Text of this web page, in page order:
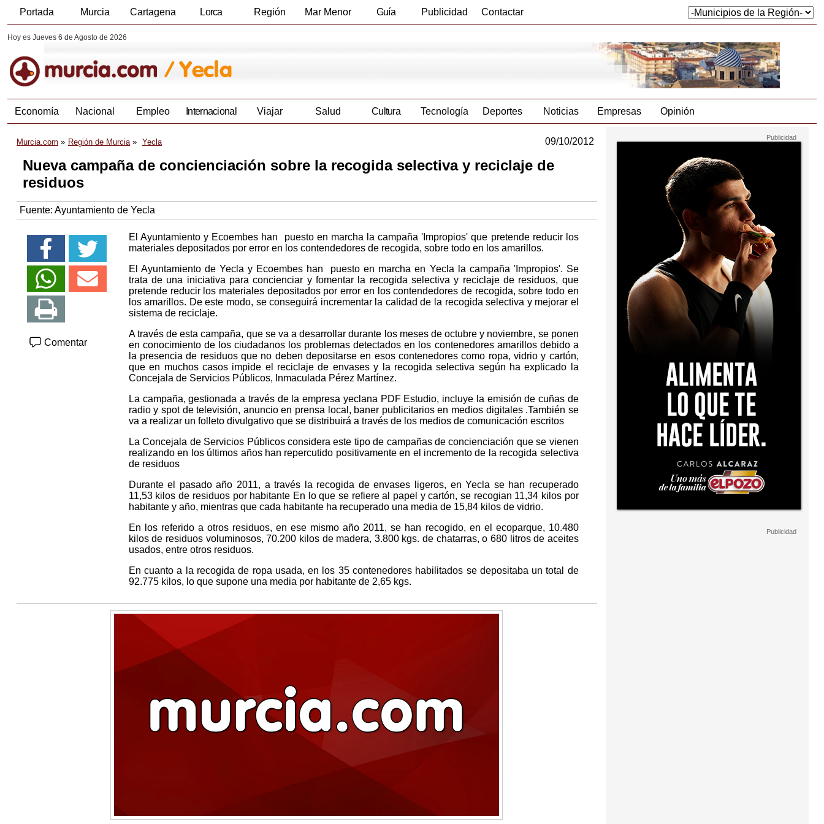
Portada Murcia Cartagena Lorca Región Mar Menor Guía Publicidad Contactar
Hoy es Jueves 6 de Agosto de 2026
Economía Nacional Empleo Internacional Viajar Salud Cultura Tecnología Deportes Noticias Empresas Opinión
Murcia.com Región de Murcia Yecla 09/10/2012
Nueva campaña de concienciación sobre la recogida selectiva y reciclaje de
residuos
Fuente: Ayuntamiento de Yecla
Comentar
El Ayuntamiento y Ecoembes han puesto en marcha la campaña 'Impropios' que pretende reducir los
materiales depositados por error en los contendedores de recogida, sobre todo en los amarillos.
El Ayuntamiento de Yecla y Ecoembes han puesto en marcha en Yecla la campaña 'Impropios'. Se
trata de una iniciativa para concienciar y fomentar la recogida selectiva y reciclaje de residuos, que
pretende reducir los materiales depositados por error en los contendedores de recogida, sobre todo en
los amarillos. De este modo, se conseguirá incrementar la calidad de la recogida selectiva y mejorar el
sistema de reciclaje.
A través de esta campaña, que se va a desarrollar durante los meses de octubre y noviembre, se ponen
en conocimiento de los ciudadanos los problemas detectados en los contenedores amarillos debido a
la presencia de residuos que no deben depositarse en esos contenedores como ropa, vidrio y cartón,
que en muchos casos impide el reciclaje de envases y la recogida selectiva según ha explicado la
Concejala de Servicios Públicos, Inmaculada Pérez Martínez.
La campaña, gestionada a través de la empresa yeclana PDF Estudio, incluye la emisión de cuñas de
radio y spot de televisión, anuncio en prensa local, baner publicitarios en medios digitales .También se
va a realizar un folleto divulgativo que se distribuirá a través de los medios de comunicación escritos
La Concejala de Servicios Públicos considera este tipo de campañas de concienciación que se vienen
realizando en los últimos años han repercutido positivamente en el incremento de la recogida selectiva
de residuos
Durante el pasado año 2011, a través la recogida de envases ligeros, en Yecla se han recuperado
11,53 kilos de residuos por habitante En lo que se refiere al papel y cartón, se recogian 11,34 kilos por
habitante y año, mientras que cada habitante ha recuperado una media de 15,84 kilos de vidrio.
En los referido a otros residuos, en ese mismo año 2011, se han recogido, en el ecoparque, 10.480
kilos de residuos voluminosos, 70.200 kilos de madera, 3.800 kgs. de chatarras, o 680 litros de aceites
usados, entre otros residuos.
En cuanto a la recogida de ropa usada, en los 35 contenedores habilitados se depositaba un total de
92.775 kilos, lo que supone una media por habitante de 2,65 kgs.